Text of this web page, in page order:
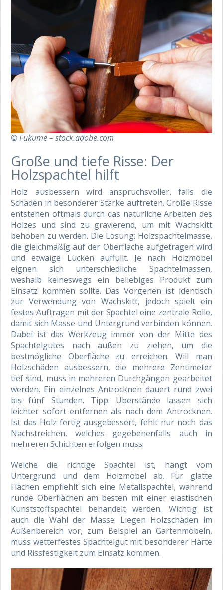
© Fukume – stock.adobe.com
Große und tiefe Risse: Der
Holzspachtel hilft
Holz ausbessern wird anspruchsvoller, falls die
Schäden in besonderer Stärke auftreten. Große Risse
entstehen oftmals durch das natürliche Arbeiten des
Holzes und sind zu gravierend, um mit Wachskitt
behoben zu werden. Die Lösung: Holzspachtelmasse,
die gleichmäßig auf der Oberfläche aufgetragen wird
und etwaige Lücken auffüllt. Je nach Holzmöbel
eignen sich unterschiedliche Spachtelmassen,
weshalb keineswegs ein beliebiges Produkt zum
Einsatz kommen sollte. Das Vorgehen ist identisch
zur Verwendung von Wachskitt, jedoch spielt ein
festes Auftragen mit der Spachtel eine zentrale Rolle,
damit sich Masse und Untergrund verbinden können.
Dabei ist das Werkzeug immer von der Mitte des
Spachtelgutes nach außen zu ziehen, um die
bestmögliche Oberfläche zu erreichen. Will man
Holzschäden ausbessern, die mehrere Zentimeter
tief sind, muss in mehreren Durchgängen gearbeitet
werden. Ein einzelnes Antrocknen dauert rund zwei
bis fünf Stunden. Tipp: Überstände lassen sich
leichter sofort entfernen als nach dem Antrocknen.
Ist das Holz fertig ausgebessert, fehlt nur noch das
Nachstreichen, welches gegebenenfalls auch in
mehreren Schichten erfolgen muss.
Welche die richtige Spachtel ist, hängt vom
Untergrund und dem Holzmöbel ab. Für glatte
Flächen empfiehlt sich eine Metallspachtel, während
runde Oberflächen am besten mit einer elastischen
Kunststoffspachtel behandelt werden. Wichtig ist
auch die Wahl der Masse: Liegen Holzschäden im
Außenbereich vor, zum Beispiel an Gartenmöbeln,
muss wetterfestes Spachtelgut mit besonderer Härte
und Rissfestigkeit zum Einsatz kommen.